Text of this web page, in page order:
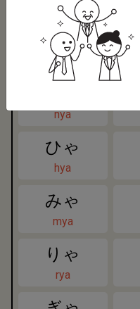
sha
ちゃ
cha
nya
ひゃ
hya
みゃ
mya
りゃ
rya